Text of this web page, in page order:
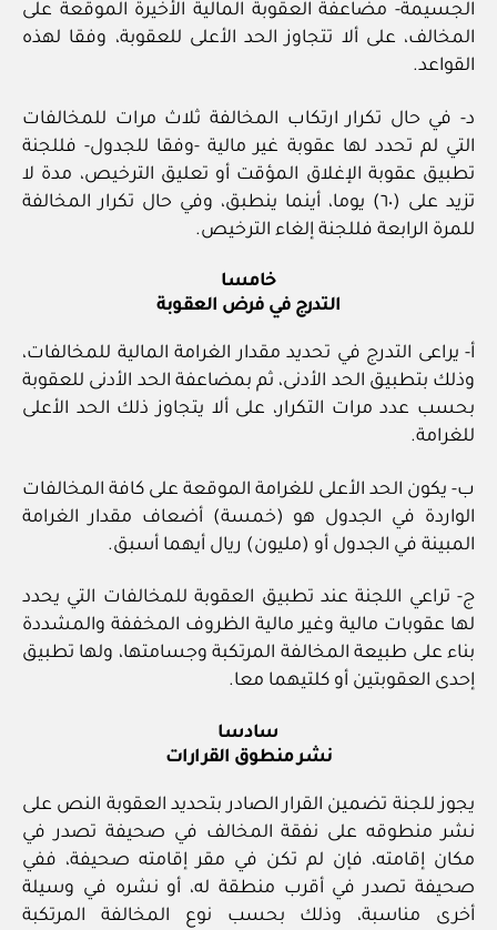
الجسيمة- مضاعفة العقوبة المالية الأخيرة الموقعة على
المخالف، على ألا تتجاوز الحد الأعلى للعقوبة، وفقا لهذه
القواعد.
د- في حال تكرار ارتكاب المخالفة ثلاث مرات للمخالفات
التي لم تحدد لها عقوبة غير مالية -وفقا للجدول- فللجنة
تطبيق عقوبة الإغلاق المؤقت أو تعليق الترخيص، مدة لا
تزيد على (٦٠) يوما، أينما ينطبق، وفي حال تكرار المخالفة
للمرة الرابعة فللجنة إلغاء الترخيص.
خامسا
التدرج في فرض العقوبة
أ- يراعى التدرج في تحديد مقدار الغرامة المالية للمخالفات،
وذلك بتطبيق الحد الأدنى، ثم بمضاعفة الحد الأدنى للعقوبة
بحسب عدد مرات التكرار، على ألا يتجاوز ذلك الحد الأعلى
للغرامة.
ب- يكون الحد الأعلى للغرامة الموقعة على كافة المخالفات
الواردة في الجدول هو (خمسة) أضعاف مقدار الغرامة
المبينة في الجدول أو (مليون) ريال أيهما أسبق.
ج- تراعي اللجنة عند تطبيق العقوبة للمخالفات التي يحدد
لها عقوبات مالية وغير مالية الظروف المخففة والمشددة
بناء على طبيعة المخالفة المرتكبة وجسامتها، ولها تطبيق
إحدى العقوبتين أو كلتيهما معا.
سادسا
نشر منطوق القرارات
يجوز للجنة تضمين القرار الصادر بتحديد العقوبة النص على
نشر منطوقه على نفقة المخالف في صحيفة تصدر في
مكان إقامته، فإن لم تكن في مقر إقامته صحيفة، ففي
صحيفة تصدر في أقرب منطقة له، أو نشره في وسيلة
أخرى مناسبة، وذلك بحسب نوع المخالفة المرتكبة